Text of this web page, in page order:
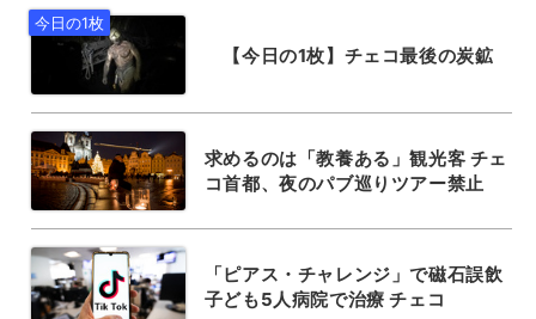
【今日の1枚】チェコ最後の炭鉱
求めるのは「教養ある」観光客 チェ
コ首都、夜のパブ巡りツアー禁止
「ピアス・チャレンジ」で磁石誤飲
子ども5人病院で治療 チェコ